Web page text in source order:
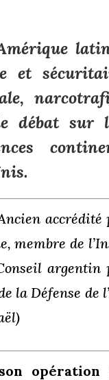
et
débat sur
accrédité
membre de
la Défense de